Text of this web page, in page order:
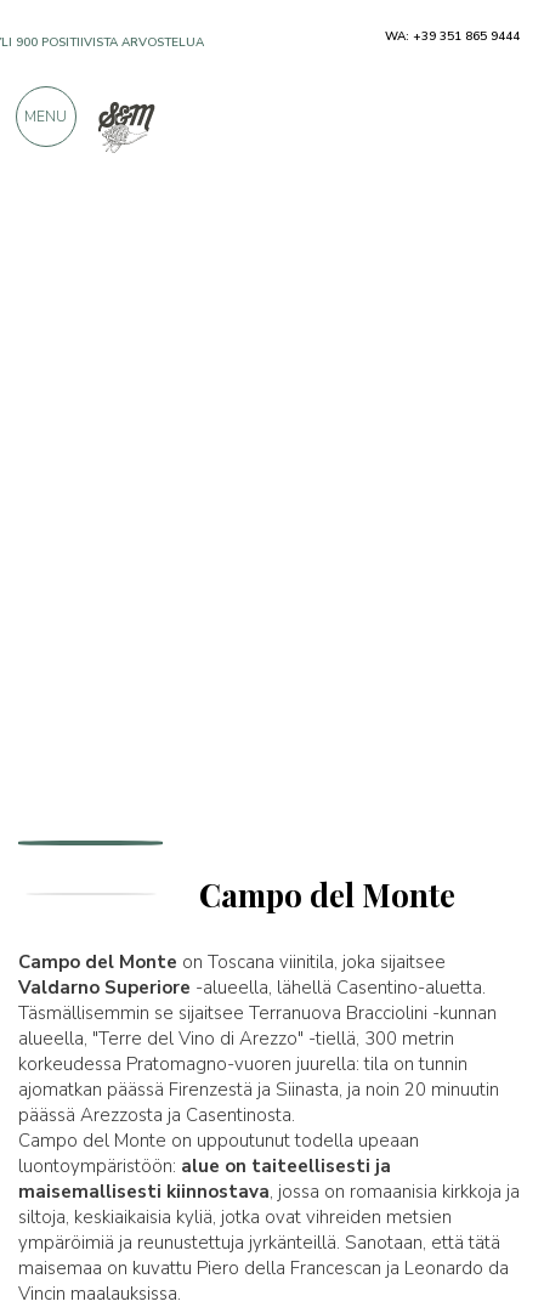
Campo del Monte
Campo del Monte on Toscana viinitila, joka sijaitsee
Valdarno Superiore -alueella, lähellä Casentino-aluetta.
Täsmällisemmin se sijaitsee Terranuova Bracciolini -kunnan
alueella, "Terre del Vino di Arezzo" -tiellä, 300 metrin
korkeudessa Pratomagno-vuoren juurella: tila on tunnin
ajomatkan päässä Firenzestä ja Siinasta, ja noin 20 minuutin
päässä Arezzosta ja Casentinosta.
Campo del Monte on uppoutunut todella upeaan
luontoympäristöön: alue on taiteellisesti ja
maisemallisesti kiinnostava, jossa on romaanisia kirkkoja ja
siltoja, keskiaikaisia kyliä, jotka ovat vihreiden metsien
ympäröimiä ja reunustettuja jyrkänteillä. Sanotaan, että tätä
maisemaa on kuvattu Piero della Francescan ja Leonardo da
Vincin maalauksissa.
900 POSITIIVISTA ARVOSTELUA WA: +39 351 865 9444
MENU